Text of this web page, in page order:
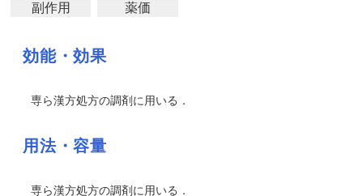
副作用
薬価
効能・効果
専ら漢方処方の調剤に用いる．
用法・容量
専ら漢方処方の調剤に用いる．